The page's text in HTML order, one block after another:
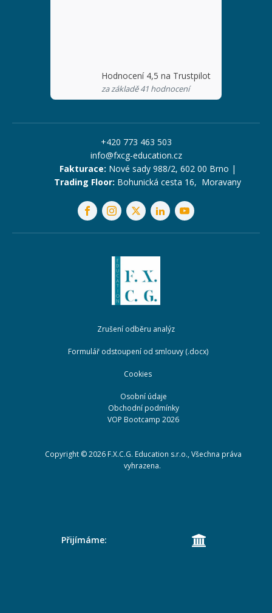
Hodnocení 4,5 na Trustpilot
za základě 41 hodnocení
+420 773 463 503
info@fxcg-education.cz
Fakturace: Nové sady 988/2, 602 00 Brno |
Trading Floor: Bohunická cesta 16, Moravany
Zrušení odběru analýz
Formulář odstoupení od smlouvy (.docx)
Cookies
Osobní údaje
Obchodní podmínky
VOP Bootcamp 2026
Copyright ©2026 F.X.C.G. Education s.r.o., Všechna práva
vyhrazena.
Přijímáme: